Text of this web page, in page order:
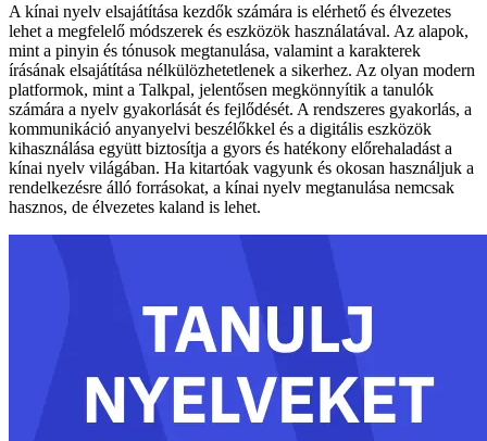
A kínai nyelv elsajátítása kezdők számára is elérhető és élvezetes
lehet a megfelelő módszerek és eszközök használatával. Az alapok,
mint a pinyin és tónusok megtanulása, valamint a karakterek
írásának elsajátítása nélkülözhetetlenek a sikerhez. Az olyan modern
platformok, mint a Talkpal, jelentősen megkönnyítik a tanulók
számára a nyelv gyakorlását és fejlődését. A rendszeres gyakorlás, a
kommunikáció anyanyelvi beszélőkkel és a digitális eszközök
kihasználása együtt biztosítja a gyors és hatékony előrehaladást a
kínai nyelv világában. Ha kitartóak vagyunk és okosan használjuk a
rendelkezésre álló forrásokat, a kínai nyelv megtanulása nemcsak
hasznos, de élvezetes kaland is lehet.